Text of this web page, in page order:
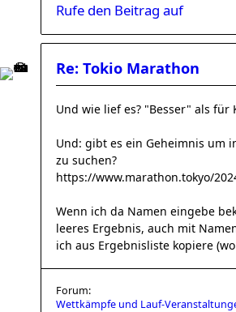
Rufe den Beitrag auf
Re: Tokio Marathon
Und wie lief es? "Besser" als für
Und: gibt es ein Geheimnis um
zu suchen?
https://www.marathon.tokyo/
Wenn ich da Namen eingebe
leeres Ergebnis, auch mit
ich aus Ergebnisliste kopiere
Forum:
Wettkämpfe und Lauf-